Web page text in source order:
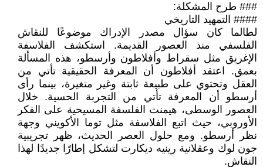
### طرح المشكلة:
#### التمهيد التاريخي
لطالما كان سؤال مصدر الإدراك موضوعًا للنقاش
الفلسفي منذ العصور القديمة. استكشف الفلاسفة
الإغريق مثل سقراط وأفلاطون وأرسطو، هذه المسألة
بعمق. اعتقد أفلاطون أن المعرفة الحقيقية تأتي من
العقل وتحتوي على طبيعة ثابتة وغير متغيرة، بينما رأى
أرسطو أن المعرفة تأتي من التجربة الحسية. خلال
العصور الوسطى، هيمنت الفلسفة المسيحية على الفكر
الأوروبي، حيث اتبع الفلاسفة مثل توما الأكويني وجهة
نظر أرسطو. ومع حلول العصر الحديث، ظهر تجريبية
جون لوك وعقلانية رينيه ديكارت لتشكل إطارًا جديدًا لهذا
النقاش.